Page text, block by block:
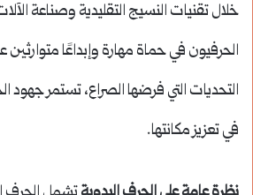
خلال تقنيات النسيج التقليدية وصناعة
الحرفيون في حماة مهارة وإبداعًا متوارثين
التحديات التي فرضها الصراع، تستمر جهود
في تعزيز مكانتها.